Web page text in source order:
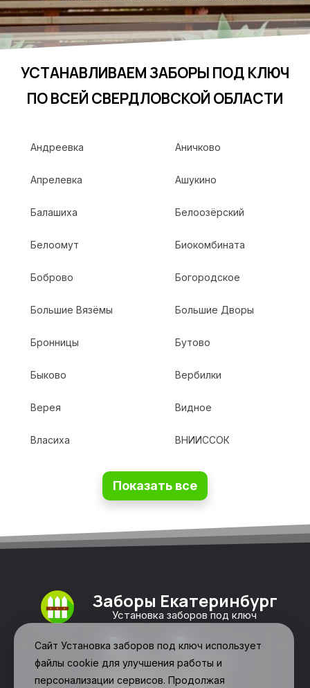
УСТАНАВЛИВАЕМ ЗАБОРЫ ПОД КЛЮЧ
ПО ВСЕЙ СВЕРДЛОВСКОЙ ОБЛАСТИ
Андреевка Аничково
Апрелевка Ашукино
Балашиха Белоозёрский
Белоомут Биокомбината
Боброво Богородское
Большие Вязёмы Большие Дворы
Бронницы Бутово
Быково Вербилки
Верея Видное
Власиха ВНИИССОК
Показать все
Заборы Екатеринбург
Установка заборов под ключ
Сайт Установка заборов под ключ использует
файлы cookie для улучшения работы и
персонализации сервисов. Продолжая